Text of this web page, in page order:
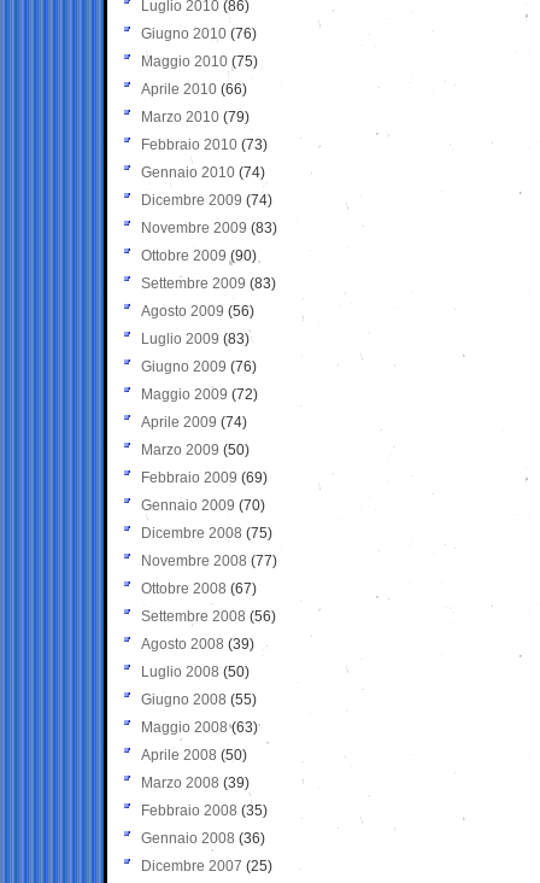
Luglio 2010 (86)
Giugno 2010 (76)
Maggio 2010 (75)
Aprile 2010 (66)
Marzo 2010 (79)
Febbraio 2010 (73)
Gennaio 2010 (74)
Dicembre 2009 (74)
Novembre 2009 (83)
Ottobre 2009 (90)
Settembre 2009 (83)
Agosto 2009 (56)
Luglio 2009 (83)
Giugno 2009 (76)
Maggio 2009 (72)
Aprile 2009 (74)
Marzo 2009 (50)
Febbraio 2009 (69)
Gennaio 2009 (70)
Dicembre 2008 (75)
Novembre 2008 (77)
Ottobre 2008 (67)
Settembre 2008 (56)
Agosto 2008 (39)
Luglio 2008 (50)
Giugno 2008 (55)
Maggio 2008(63)
Aprile 2008 (50)
Marzo 2008 (39)
Febbraio 2008 (35)
Gennaio 2008 (36)
Dicembre 2007 (25)